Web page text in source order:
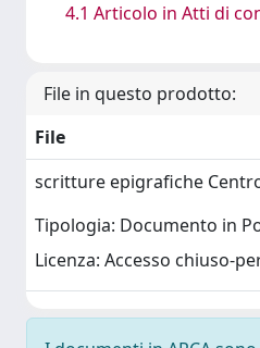
4.1 Articolo in Atti di
File in questo prodotto:
File
scritture epigrafiche
Tipologia: Documento in
Licenza: Accesso chiuso-